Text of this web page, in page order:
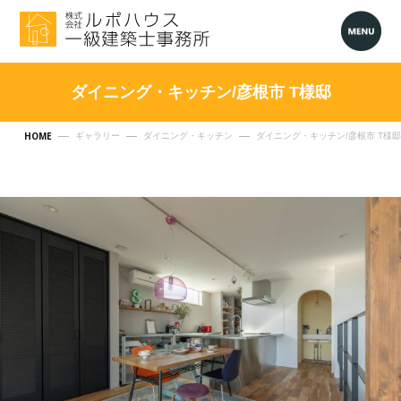
HOME ギャラリー ダイニング・キッチン ダイニング・キッチン/彦根市 T様邸
ダイニング・キッチン/彦根市 T様邸